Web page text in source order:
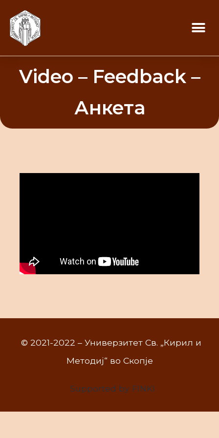
Video – Feedback –
Анкета
© 2021-2022 – Универзитет Св. „Кирил и
Методиј“ во Скопје
Supported by FINKI